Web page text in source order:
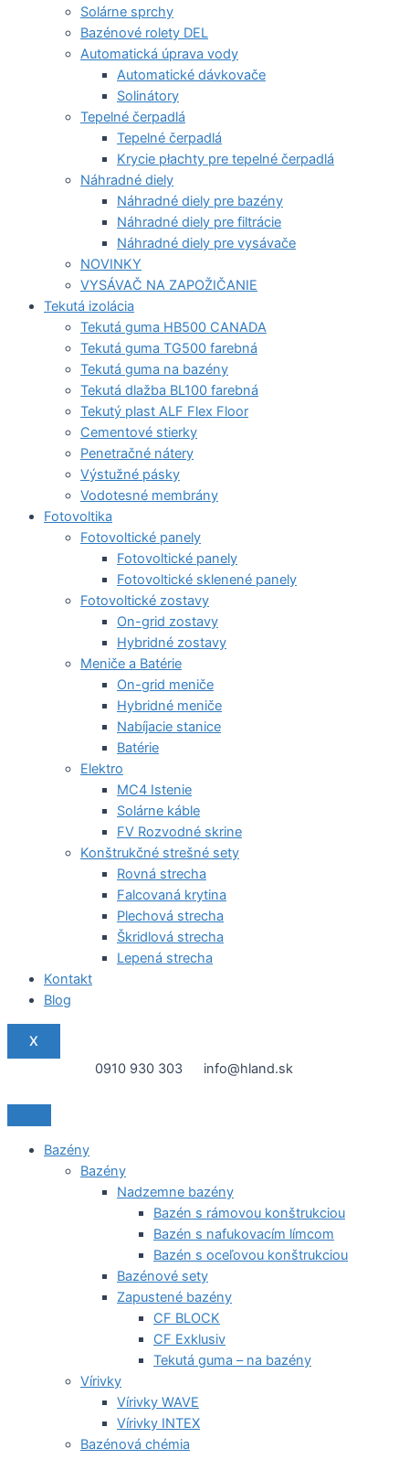
Solárne sprchy
Bazénové rolety DEL
Automatická úprava vody
Automatické dávkovače
Solinátory
Tepelné čerpadlá
Tepelné čerpadlá
Krycie płachty pre tepelné čerpadlá
Náhradné diely
Náhradné diely pre bazény
Náhradné diely pre filtrácie
Náhradné diely pre vysávače
NOVINKY
VYSÁVAČ NA ZAPOŽIČANIE
Tekutá izolácia
Tekutá guma HB500 CANADA
Tekutá guma TG500 farebná
Tekutá guma na bazény
Tekutá dlažba BL100 farebná
Tekutý plast ALF Flex Floor
Cementové stierky
Penetračné nátery
Výstužné pásky
Vodotesné membrány
Fotovoltika
Fotovoltické panely
Fotovoltické panely
Fotovoltické sklenené panely
Fotovoltické zostavy
On-grid zostavy
Hybridné zostavy
Meniče a Batérie
On-grid meniče
Hybridné meniče
Nabíjacie stanice
Batérie
Elektro
MC4 Istenie
Solárne káble
FV Rozvodné skrine
Konštrukčné strešné sety
Rovná strecha
Falcovaná krytina
Plechová strecha
Škridlová strecha
Lepená strecha
Kontakt
Blog
X
0910 930 303
info@hland.sk
Bazény
Bazény
Nadzemne bazény
Bazén s rámovou konštrukciou
Bazén s nafukovacím límcom
Bazén s oceľovou konštrukciou
Bazénové sety
Zapustené bazény
CF BLOCK
CF Exklusiv
Tekutá guma – na bazény
Vírivky
Vírivky WAVE
Vírivky INTEX
Bazénová chémia